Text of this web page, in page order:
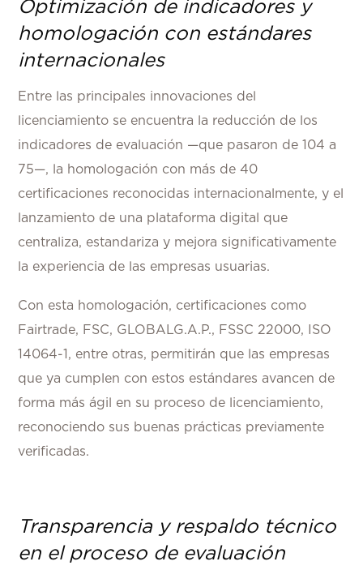
Optimización de indicadores y
homologación con estándares
internacionales
Entre las principales innovaciones del
licenciamiento se encuentra la reducción de los
indicadores de evaluación —que pasaron de 104 a
75—, la homologación con más de 40
certificaciones reconocidas internacionalmente, y el
lanzamiento de una plataforma digital que
centraliza, estandariza y mejora significativamente
la experiencia de las empresas usuarias.
Con esta homologación, certificaciones como
Fairtrade, FSC, GLOBALG.A.P., FSSC 22000, ISO
14064-1, entre otras, permitirán que las empresas
que ya cumplen con estos estándares avancen de
forma más ágil en su proceso de licenciamiento,
reconociendo sus buenas prácticas previamente
verificadas.
Transparencia y respaldo técnico
en el proceso de evaluación